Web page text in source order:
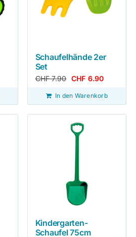
Schaufelhände 2er
Set
CHF7.90 CHF 6.90
In den Warenkorb
Kindergarten-
Schaufel 75cm